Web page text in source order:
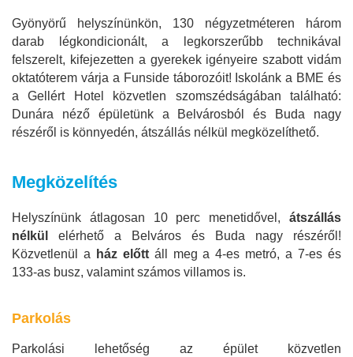
Gyönyörű helyszínünkön, 130 négyzetméteren három
darab légkondicionált, a legkorszerűbb technikával
felszerelt, kifejezetten a gyerekek igényeire szabott vidám
oktatóterem várja a Funside táborozóit! Iskolánk a BME és
a Gellért Hotel közvetlen szomszédságában található:
Dunára néző épületünk a Belvárosból és Buda nagy
részéről is könnyedén, átszállás nélkül megközelíthető.
Megközelítés
Helyszínünk átlagosan 10 perc menetidővel, átszállás
nélkül
elérhető a Belváros és Buda nagy részéről!
Közvetlenül a
ház előttáll meg a 4-es metró, a 7-es és
133-as busz, valamint számos villamos is.
Parkolás
Parkolási lehetőség az épület közvetlen